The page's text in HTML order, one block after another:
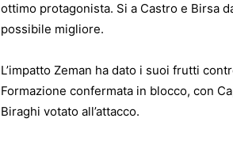
ottimo protagonista. Si a Castro e Birsa
possibile migliore.
L’impatto Zeman ha dato i suoi frutti
Formazione confermata in blocco, con
Biraghi votato all’attacco.